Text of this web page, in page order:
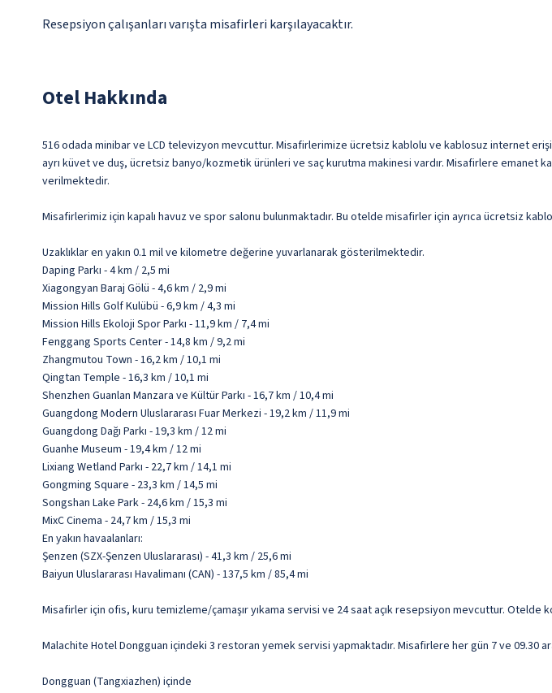
Resepsiyon çalışanları varışta misafirleri karşılayacaktır.
Otel Hakkında
516 odada minibar ve LCD televizyon mevcuttur. Misafirlerimize ücretsiz kablolu ve kablosuz internet
ayrı küvet ve duş, ücretsiz banyo/kozmetik ürünleri ve saç kurutma makinesi vardır. Misafirlere emanet
verilmektedir.
Misafirlerimiz için kapalı havuz ve spor salonu bulunmaktadır. Bu otelde misafirler için ayrıca ücretsiz
Uzaklıklar en yakın 0.1 mil ve kilometre değerine yuvarlanarak gösterilmektedir.
Daping Parkı - 4 km / 2,5 mi
Xiagongyan Baraj Gölü - 4,6 km / 2,9 mi
Mission Hills Golf Kulübü - 6,9 km / 4,3 mi
Mission Hills Ekoloji Spor Parkı - 11,9 km / 7,4 mi
Fenggang Sports Center - 14,8 km / 9,2 mi
Zhangmutou Town - 16,2 km / 10,1 mi
Qingtan Temple - 16,3 km / 10,1 mi
Shenzhen Guanlan Manzara ve Kültür Parkı - 16,7 km / 10,4 mi
Guangdong Modern Uluslararası Fuar Merkezi - 19,2 km / 11,9 mi
Guangdong Dağı Parkı - 19,3 km / 12 mi
Guanhe Museum - 19,4 km / 12 mi
Lixiang Wetland Parkı - 22,7 km / 14,1 mi
Gongming Square - 23,3 km / 14,5 mi
Songshan Lake Park - 24,6 km / 15,3 mi
MixC Cinema - 24,7 km / 15,3 mi
En yakın havaalanları:
Şenzen (SZX-Şenzen Uluslararası) - 41,3 km / 25,6 mi
Baiyun Uluslararası Havalimanı (CAN) - 137,5 km / 85,4 mi
Misafirler için ofis, kuru temizleme/çamaşır yıkama servisi ve 24 saat açık resepsiyon mevcuttur. Otelde
Malachite Hotel Dongguan içindeki 3 restoran yemek servisi yapmaktadır. Misafirlere her gün 7 ve 09.30
Dongguan (Tangxiazhen) içinde